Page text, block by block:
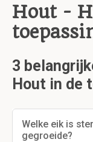
Hout -
3
Hout in de
Welke eik is
gegroeide?